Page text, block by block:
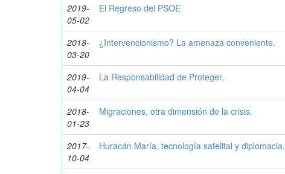
2019-
05-02
El Regreso del PSOE
2018-
03-20
¿Intervencionismo? La amenaza conveniente.
2019-
04-04
La Responsabilidad de Proteger.
2018-
01-23
Migraciones, otra dimensión de la crisis.
2017-
10-04
Huracán María, tecnología satelital y diplomacia.